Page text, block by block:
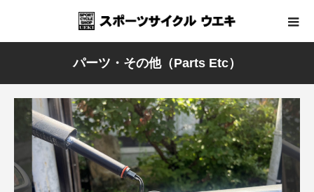
パーツ・その他（Parts Etc）